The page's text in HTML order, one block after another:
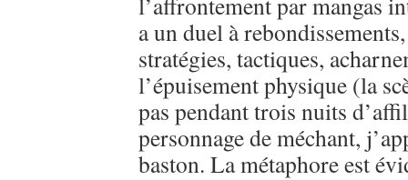
a un duel à
stratégies, tactiques,
l’épuisement physique (la
pas pendant trois nuits
personnage de méchant,
baston. La métaphore est